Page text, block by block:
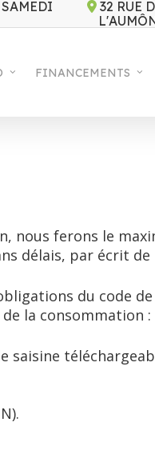
32 RUE
FINANCEMENTS
nous ferons le
délais, par écrit
du code
la consommation :